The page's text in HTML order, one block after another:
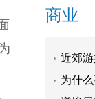
商业
近郊
为什